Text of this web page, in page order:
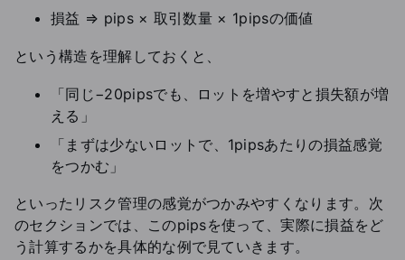
損益 ⇒ pips × 取引数量 × 1pipsの価値
という構造を理解しておくと、
「同じ−20pipsでも、ロットを増やすと損失額が増
える」
「まずは少ないロットで、1pipsあたりの損益感覚
をつかむ」
といったリスク管理の感覚がつかみやすくなります。次
のセクションでは、このpipsを使って、実際に損益をど
う計算するかを具体的な例で見ていきます。